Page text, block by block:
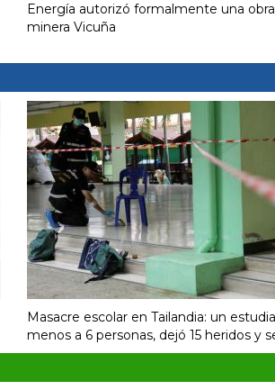
Energía autorizó formalmente una
minera Vicuña
Masacre escolar en Tailandia: un
menos a 6 personas, dejó 15 heridos y